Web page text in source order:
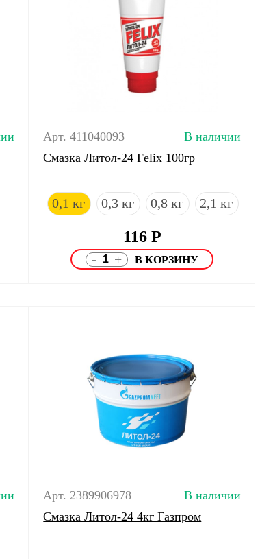
Арт. 411040093
В наличии
Смазка Литол-24 Felix 100гр
0,1 кг 0,3 кг 0,8 кг 2,1 кг
116 Р
- +
Арт. 2389906978
В наличии
Смазка Литол-24 4кг Газпром